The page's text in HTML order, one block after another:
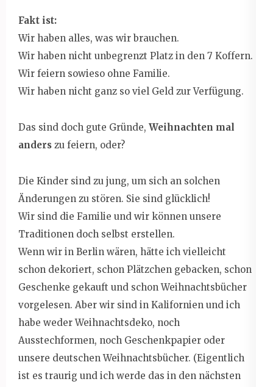
Fakt ist:
Wir haben alles, was wir brauchen.
Wir haben nicht unbegrenzt Platz in den 7 Koffern.
Wir feiern sowieso ohne Familie.
Wir haben nicht ganz so viel Geld zur Verfügung.
Das sind doch gute Gründe, Weihnachten mal
anders zu feiern, oder?
Die Kinder sind zu jung, um sich an solchen
Änderungen zu stören. Sie sind glücklich!
Wir sind die Familie und wir können unsere
Traditionen doch selbst erstellen.
Wenn wir in Berlin wären, hätte ich vielleicht
schon dekoriert, schon Plätzchen gebacken, schon
Geschenke gekauft und schon Weihnachtsbücher
vorgelesen. Aber wir sind in Kalifornien und ich
habe weder Weihnachtsdeko, noch
Ausstechformen, noch Geschenkpapier oder
unsere deutschen Weihnachtsbücher. (Eigentlich
ist es traurig und ich werde das in den nächsten